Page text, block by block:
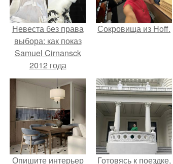
Невеста без права
выбора: как показ
Samuel Cirnansck
2012 года
превратил подиум
в манифест против
принуждения.
Сокровища из Hoff.
Опишите интерьер Готовясь к поездке,